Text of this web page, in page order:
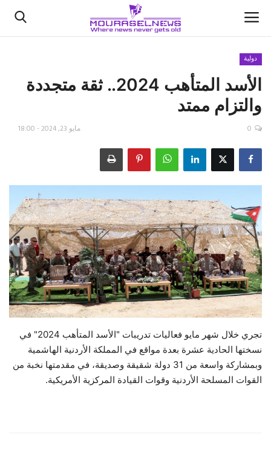
الأخبار
كتّابنا
اقتصاد
علوم وتكنولوجيا
رياضة
فيديو
حياة
دولية
الأسد المتأهب 2024.. ثقة متجددة
والتزام ممتد
مايو 23, 2024 - 18:00 0
تجري خلال شهر مايو فعاليات تدريبات "الأسد المتأهب 2024" في
نسختها الحادية عشرة بعدة مواقع في المملكة الأردنية الهاشمية
وبمشاركة واسعة من 31 دولة شقيقة وصديقة، في مقدمتها نخبة من
القوات المسلحة الأردنية وقوات القيادة المركزية الأمريكية.